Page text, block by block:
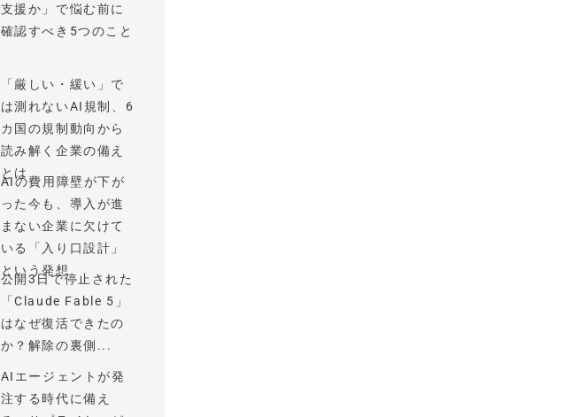
支援か」で悩む前に
確認すべき5つのこと
「厳しい・緩い」で
は測れないAI規制、6
カ国の規制動向から
読み解く企業の備え
とは
AIの費用障壁が下が
った今も、導入が進
まない企業に欠けて
いる「入り口設計」
という発想
公開3日で停止された
「Claude Fable 5」
はなぜ復活できたの
か？解除の裏側...
AIエージェントが発
注する時代に備え